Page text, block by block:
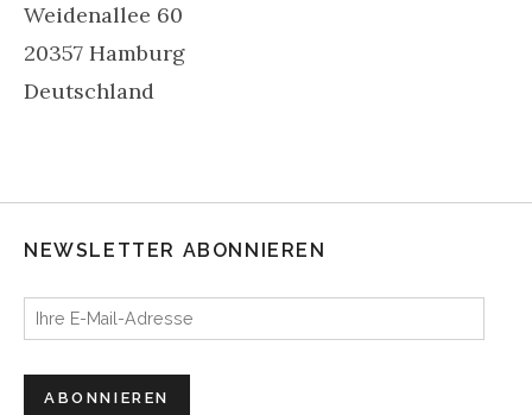
Weidenallee 60
20357 Hamburg
Deutschland
NEWSLETTER ABONNIEREN
Ihre E-Mail-Adresse
ABONNIEREN